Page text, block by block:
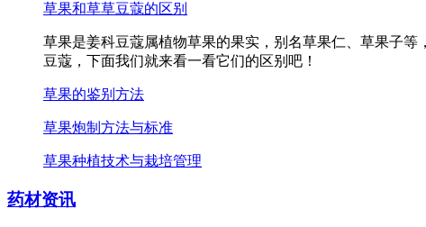
草果和草草豆蔻的区别
草果是姜科豆蔻属植物草果的果实，别名草果仁、草果子
豆蔻，下面我们就来看一看它们的区别吧！
草果的鉴别方法
草果炮制方法与标准
草果种植技术与栽培管理
药材资讯